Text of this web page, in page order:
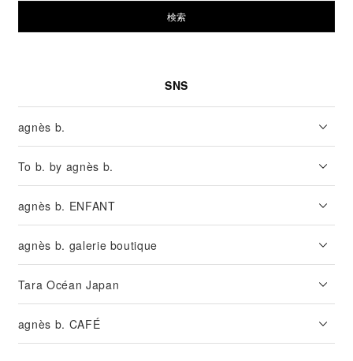
検索
SNS
agnès b.
To b. by agnès b.
agnès b. ENFANT
agnès b. galerie boutique
Tara Océan Japan
agnès b. CAFÉ